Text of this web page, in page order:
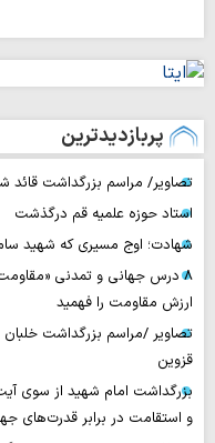
پربازدیدترین
تصاویر/ مراسم بزرگداشت قائد
استاد حوزه علمیه قم درگذشت
شهادت؛ اوج مسیری که شهید
۸ درس جهانی و تمدنی
ارزش مقاومت را فهمید
تصاویر /مراسم بزرگداشت
قزوین
بزرگداشت امام شهید از سوی
و استقامت در برابر قدرت‌های